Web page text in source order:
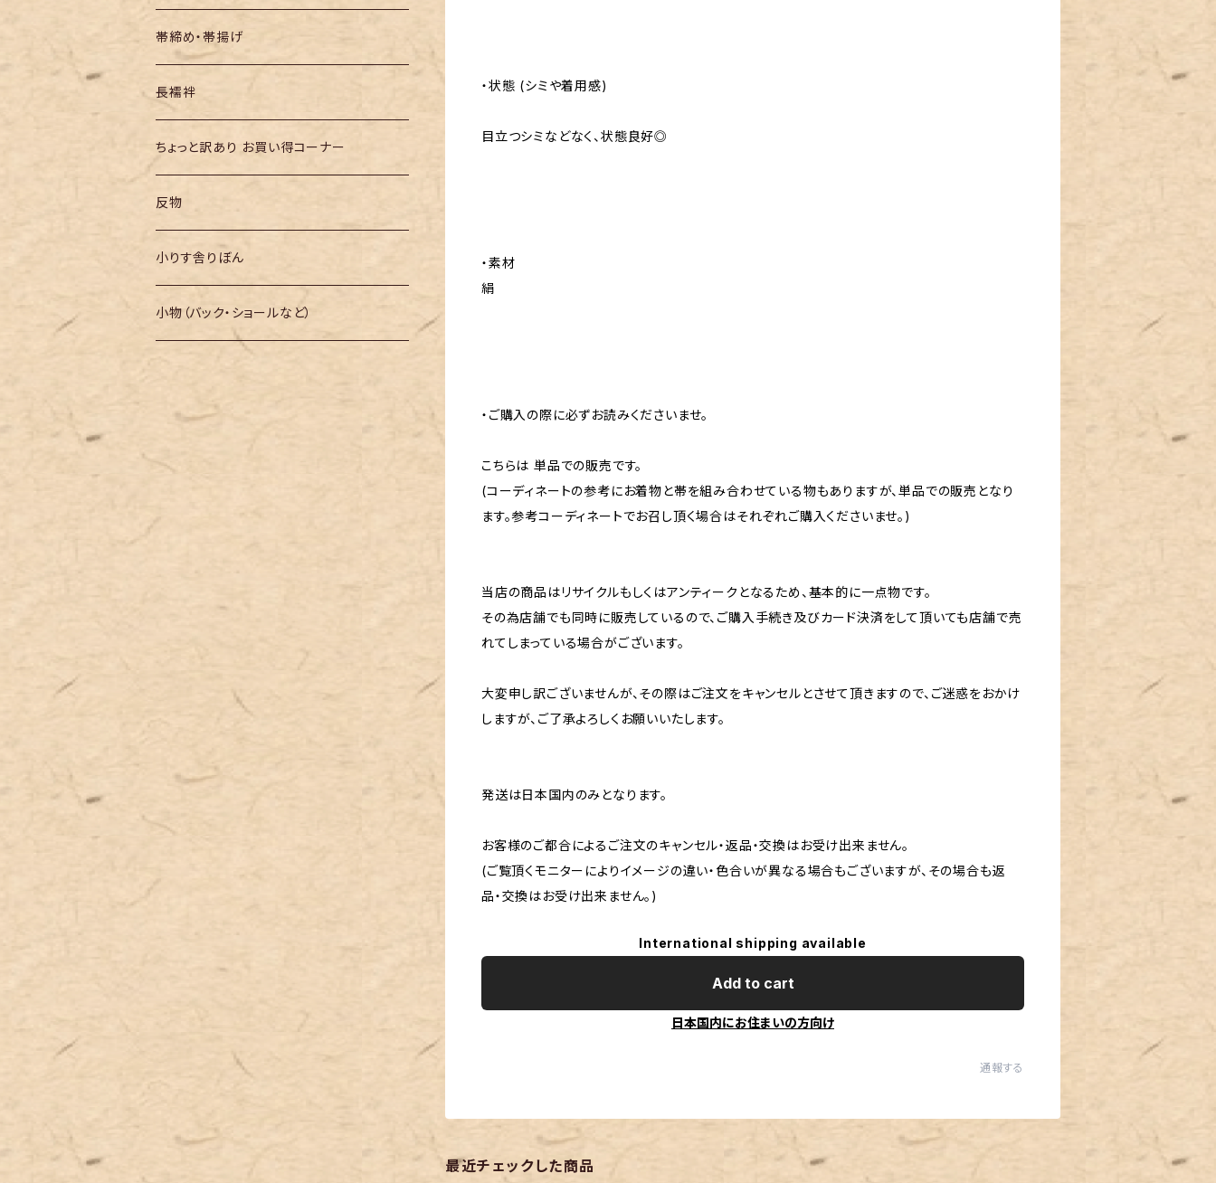
・状態 (シミや着用感)
目立つシミなどなく、状態良好◎
・素材
絹
・ご購入の際に必ずお読みくださいませ。
こちらは 単品での販売です。
(コーディネートの参考にお着物と帯を組み合わせている物もありますが、単品での販売となり
ます。参考コーディネートでお召し頂く場合はそれぞれご購入くださいませ。)
当店の商品はリサイクルもしくはアンティークとなるため、基本的に一点物です。
その為店舗でも同時に販売しているので、ご購入手続き及びカード決済をして頂いても店舗で売
れてしまっている場合がございます。
大変申し訳ございませんが、その際はご注文をキャンセルとさせて頂きますので、ご迷惑をおかけ
しますが、ご了承よろしくお願いいたします。
発送は日本国内のみとなります。
お客様のご都合によるご注文のキャンセル・返品・交換はお受け出来ません。
(ご覧頂くモニターによりイメージの違い・色合いが異なる場合もございますが、その場合も返
品・交換はお受け出来ません。)
International shipping available
Add to cart
日本国内にお住まいの方向け
通報する
最近チェックした商品
帯締め・帯揚げ
長襦袢
ちょっと訳あり お買い得コーナー
反物
小りす舎りぼん
小物（バック・ショールなど）